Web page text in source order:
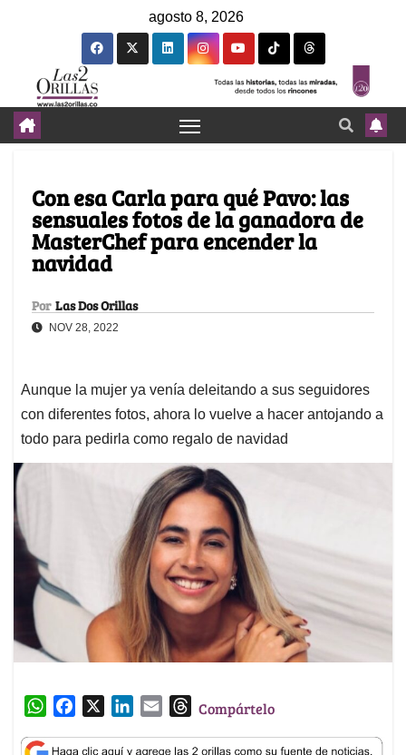
agosto 8, 2026
Con esa Carla para qué Pavo: las
sensuales fotos de la ganadora de
MasterChef para encender la
navidad
Por Las Dos Orillas
NOV 28, 2022
Aunque la mujer ya venía deleitando a sus seguidores
con diferentes fotos, ahora lo vuelve a hacer antojando a
todo para pedirla como regalo de navidad
W
a
c
n
a
T
r
Compártelo